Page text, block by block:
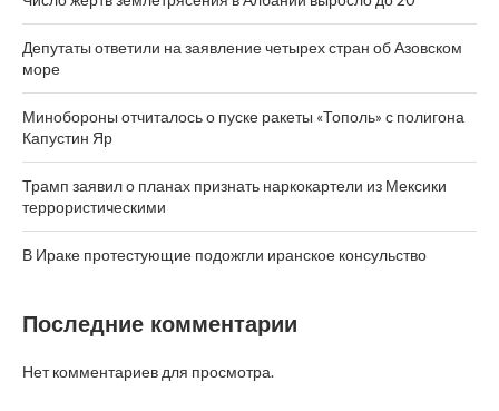
Депутаты ответили на заявление четырех стран об Азовском
море
Минобороны отчиталось о пуске ракеты «Тополь» с полигона
Капустин Яр
Трамп заявил о планах признать наркокартели из Мексики
террористическими
В Ираке протестующие подожгли иранское консульство
Последние комментарии
Нет комментариев для просмотра.